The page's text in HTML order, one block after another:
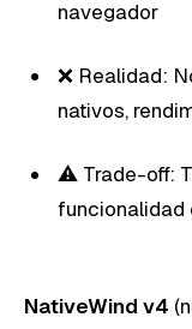
navegador
❌ Realidad:
nativos,
⚠️ Trade-off:
funcionalidad
NativeWind v4